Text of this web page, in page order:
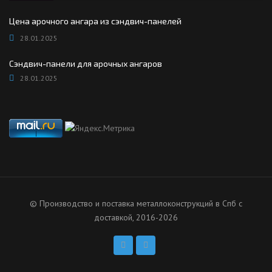
Цена арочного ангара из сэндвич-панелей
28.01.2025
Сэндвич-панели для арочных ангаров
28.01.2025
© Производство и поставка металлоконструкций в Спб с
доставкой, 2016-2026